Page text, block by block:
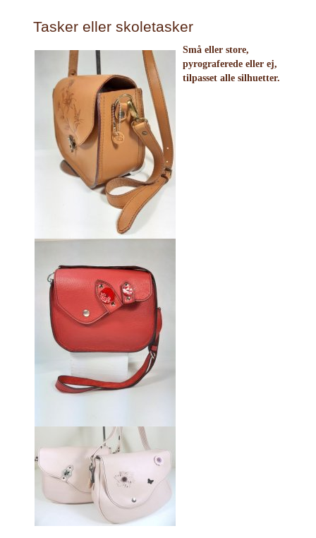
Tasker eller skoletasker
Små eller store,
pyrograferede eller ej,
tilpasset alle silhuetter.